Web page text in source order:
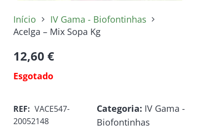
Início
IV Gama - Biofontinhas
Acelga – Mix Sopa Kg
12,60 €
Esgotado
REF: VACE547-
20052148
Categoria: IV Gama -
Biofontinhas